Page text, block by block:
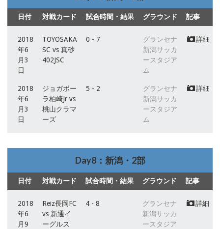
日付 対戦カード 試合時間・結果 グラウンド 記事
2018
年6
月3
日
TOYOSAKA
SC vs 真砂
402JSC
0 - 7
グランセナ
新潟サッカ
ースタジア
ム
詳細
2018
年6
月3
日
ジョガボー
ラ柏崎Jr vs
桃山クラマ
ーズ
5 - 2
グランセナ
新潟サッカ
ースタジア
ム
詳細
Day8：新潟・2部
日付 対戦カード 試合時間・結果 グラウンド 記事
2018
年6
月9
Reiz長岡FC
vs 新通イ
ーグルス
4 - 8
グランセナ
新潟サッカ
ースタジア
詳細